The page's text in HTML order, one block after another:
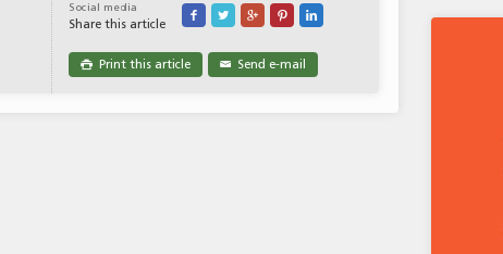
Social media
Share this article
    
 Print this article ✉ Send e-mail